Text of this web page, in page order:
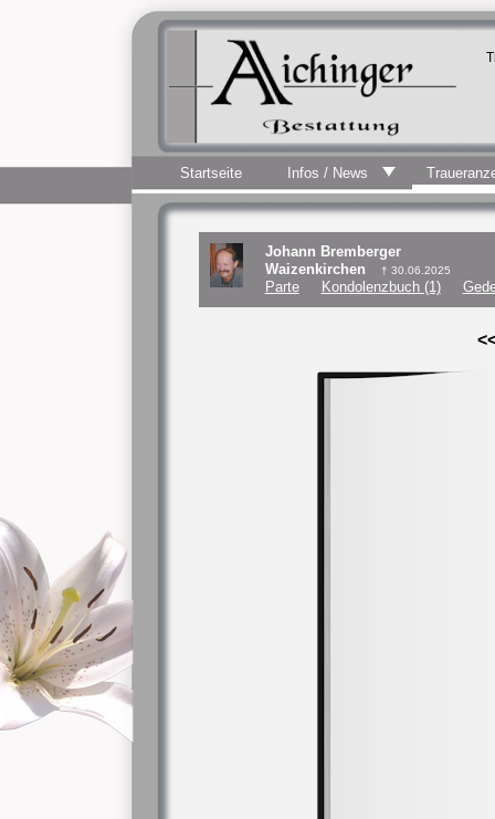
Startseite Infos / News
Johann Bremberger
Waizenkirchen
† 30.06.2025
Parte Kondolenzbuch (1)